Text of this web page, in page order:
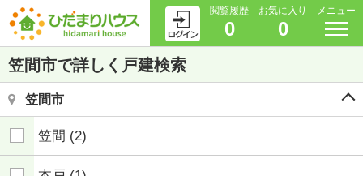
閲覧履歴
0
お気に入り
0
メニュー
笠間市で詳しく戸建検索
笠間市
笠間 (2)